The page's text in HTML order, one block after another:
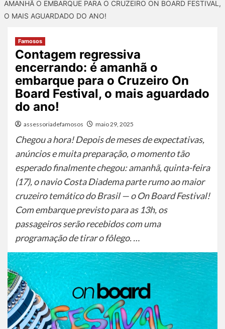
AMANHÃ O EMBARQUE PARA O CRUZEIRO ON BOARD FESTIVAL,
O MAIS AGUARDADO DO ANO!
Famosos
Contagem regressiva
encerrando: é amanhã o
embarque para o Cruzeiro On
Board Festival, o mais aguardado
do ano!
assessoriadefamosos maio 29, 2025
Chegou a hora! Depois de meses de expectativas,
anúncios e muita preparação, o momento tão
esperado finalmente chegou: amanhã, quinta-feira
(17), o navio Costa Diadema parte rumo ao maior
cruzeiro temático do Brasil — o On Board Festival!
Com embarque previsto para as 13h, os
passageiros serão recebidos com uma
programação de tirar o fôlego. …